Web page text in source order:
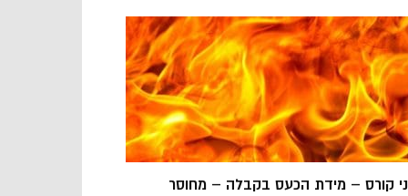
קורס – מידת הכעס בקבלה – מחוסר